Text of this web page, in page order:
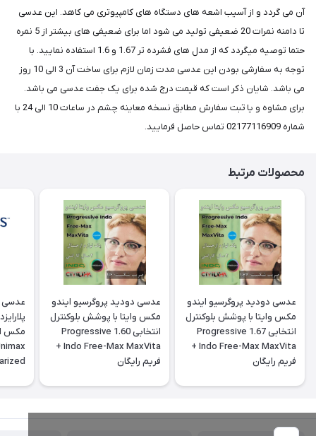
آن می گردد و از آسیب اشعه های دستگاه های کامپیوتری می کاهد. این عدسی
تا دامنه نمرات 20 ضعیفی تولید می شود اما برای ضعیفی های بیشتر از 5 نمره
حتما توصیه میگردد که از مدل های فشرده تر 1.67 و 1.6 استفاده نمایید. با
توجه به سفارشی بودن این عدسی مدت زمان لازم برای ساخت آن 3 الی 10 روز
می باشد. شایان ذکر است که قیمت درج شده برای یک جفت عدسی می باشد.
برای مشاوه و یا ثبت سفارش مطابق نسخه معاینه چشم در ساعات 10 الی 24 با
شماره 02177116909 تماس حاصل فرمایید.
محصولات مرتبط
عدسی دودید پروگرسیو ایندو
مکس وایتا با پوشش بلوکنترل
انتخابی 1.67 Progressive
Indo Free-Max MaxVita +
فريم رايگان
عدسی دودید پروگرسیو ایندو
مکس وایتا با پوشش بلوکنترل
انتخابی 1.60 Progressive
Indo Free-Max MaxVita +
فريم رايگان
عدسی